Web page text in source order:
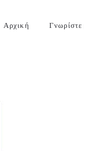
Αρχική Γνωρίστε με